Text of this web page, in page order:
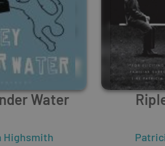
Water
Highsmith